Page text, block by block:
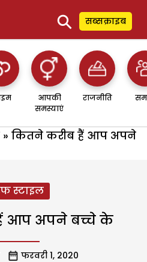
⚲ सब्सक्राइब
आपकी
समस्याएं
राजनीति
» कितने करीब हैं आप अपने
स्टाइल
आप अपने बच्चे के
फरवरी 1, 2020